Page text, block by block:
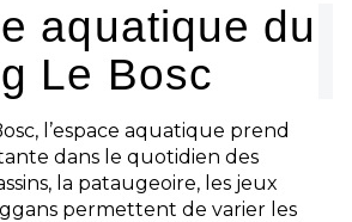
aquatique du
Le Bosc
l’espace aquatique prend
dans le quotidien des
la pataugeoire, les jeux
permettent de varier les